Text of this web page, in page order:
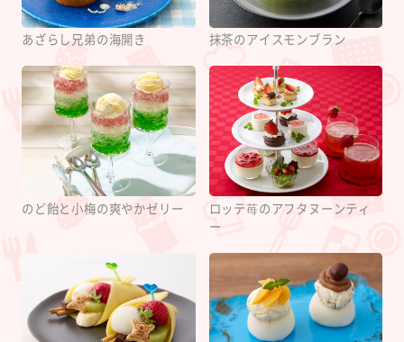
あざらし兄弟の海開き 抹茶のアイスモンブラン
のど飴と小梅の爽やかゼリー
ロッテ苺のアフタヌーンティ
ー